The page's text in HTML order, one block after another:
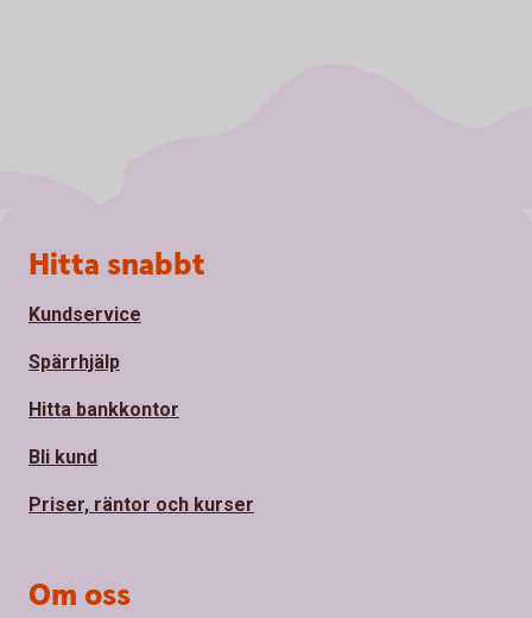
Sidfot
Hitta snabbt
Kundservice
Spärrhjälp
Hitta bankkontor
Bli kund
Priser, räntor och kurser
Om oss